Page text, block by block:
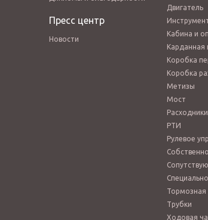
Пресс центр
Новости
Двигатель
Кабина и
Карданная
Коробка
Коробка
Метизы
Мост
РТИ
Рулевое
Тормозная
Трубки
Ходовая